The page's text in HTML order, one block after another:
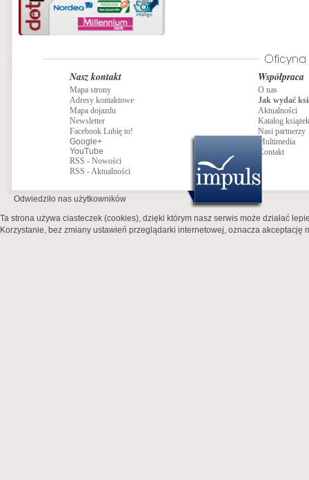
Nasz kontakt
Mapa strony
Adresy kontaktowe
Mapa dojazdu
Newsletter
Facebook Lubię to!
Google+
YouTube
RSS - Nowości
RSS - Aktualności
Współpraca
O nas
Jak wydać
Aktualności
Katalog książek
Nasi partnerzy
Multimedia
Kontakt
Odwiedziło nas użytkowników
Ta strona używa ciasteczek (cookies), dzięki którym nasz serwis może działać
Korzystanie, bez zmiany ustawień przeglądarki internetowej, oznacza akceptację